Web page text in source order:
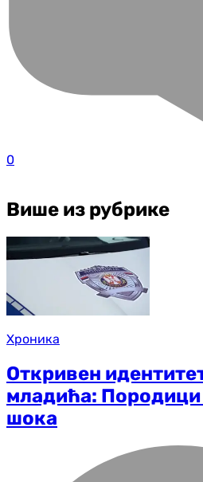
0
Више из рубрике
Хроника
Откривен
младића:
шока